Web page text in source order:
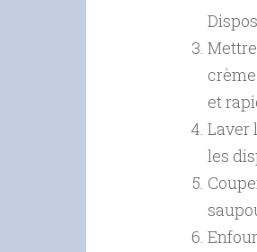
et
Laver
les